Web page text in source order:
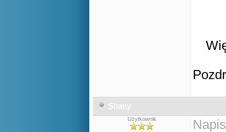
Shany
Użytkownik